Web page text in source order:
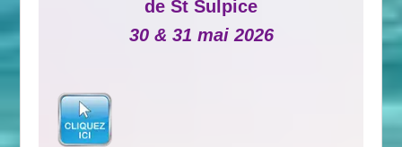
de St Sulpice
30 & 31 mai 2026